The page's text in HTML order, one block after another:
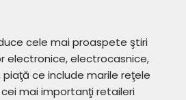
cele mai proaspete ştiri
electronice, electrocasnice,
piaţă ce include marile reţele
mai importanţi retaileri